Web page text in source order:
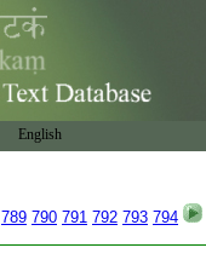
English
789 790 791 792 793 794